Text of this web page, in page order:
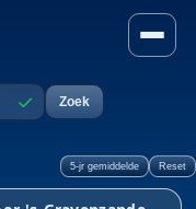
✓ Zoek
5-jr gemiddelde Reset